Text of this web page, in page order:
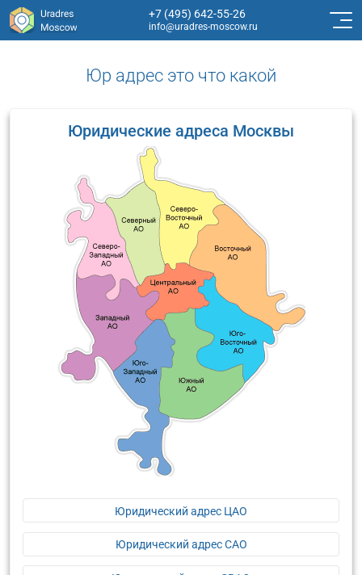
+7 (495) 642-55-26
info@uradres-moscow.ru
Юр адрес это что какой
Юридические адреса Москвы
Юридический адрес ЦАО
Юридический адрес САО